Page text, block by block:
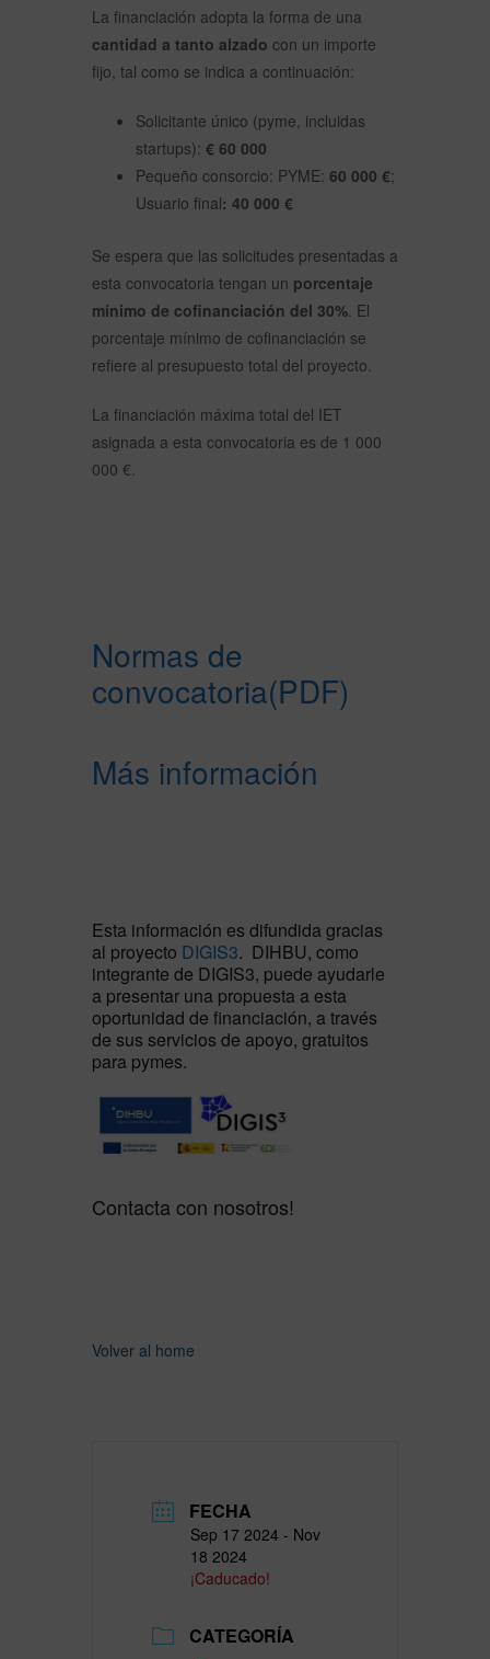
La financiación adopta la forma de una
cantidad a tanto alzado con un importe
fijo, tal como se indica a continuación:
Solicitante único (pyme, incluidas
startups): € 60 000
Pequeño consorcio: PYME: 60 000 €;
Usuario final: 40 000 €
Se espera que las solicitudes presentadas a
esta convocatoria tengan un porcentaje
mínimo de cofinanciación del 30% . El
porcentaje mínimo de cofinanciación se
refiere al presupuesto total del proyecto.
La financiación máxima total del IET
asignada a esta convocatoria es de 1 000
000 €.
Normas de
convocatoria(PDF)
Más información
Esta información es difundida gracias
al proyecto DIGIS3. DIHBU, como
integrante de DIGIS3, puede ayudarle
a presentar una propuesta a esta
oportunidad de financiación, a través
de sus servicios de apoyo, gratuitos
para pymes.
Contacta con nosotros!
Volver al home
FECHA
Sep 17 2024 - Nov
18 2024
¡Caducado!
CATEGORÍA